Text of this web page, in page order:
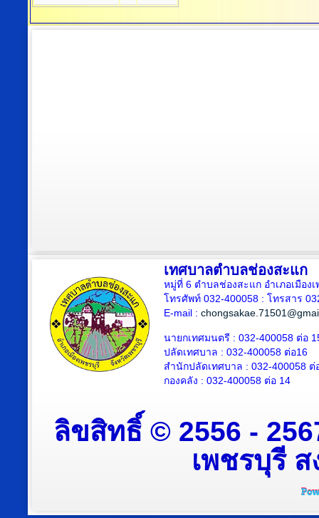
เทศบาลตำบลช่องสะแก
หมู่ที่ 6 ตำบลช่องสะแก อำเภอเมือง
โทรศัพท์ 032-400058 : โทรสาร
E-mail :
นายกเทศมนตรี : 032-400058 ต่อ
ปลัดเทศบาล : 032-400058 ต่อ16
สำนักปลัดเทศบาล : 032-400058 ต่
กองคลัง : 032-400058 ต่อ 14
ลิขสิทธิ์ © 2556 -
เพชรบุรี